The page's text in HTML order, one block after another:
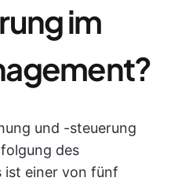
im
und -steuerung
des
einer von fünf